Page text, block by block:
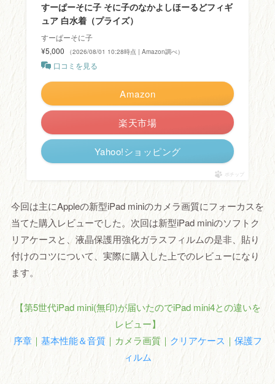
すーぱーそに子 そに子のなかよしほーるどフィギ
ュア 白水着（プライズ）
すーぱーそに子
¥5,000
（2026/08/01 10:28時点 | Amazon調べ）
口コミを見る
Amazon
楽天市場
Yahoo!ショッピング
ポチップ
今回は主にAppleの新型iPad miniのカメラ画質にフォーカスを
当てた購入レビューでした。次回は新型iPad miniのソフトク
リアケースと、液晶保護用強化ガラスフィルムの是非、貼り
付けのコツについて、実際に購入した上でのレビューになり
ます。
【第5世代iPad mini(無印)が届いたのでiPad mini4との違いを
レビュー】
序章｜ 基本性能＆音質｜カメラ画質｜ クリアケース ｜ 保護フ
ィルム